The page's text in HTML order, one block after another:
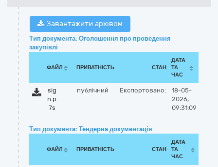
Завантажити архівом
Тип документа: Оголошення про проведення
закупівлі
ФАЙЛ ПРИВАТНІСТЬ СТАН
ДАТА
ТА
ЧАС
sig
n.p
7s
публічний Експортовано:
18-05-
2026,
09:31:09
Тип документа: Тендерна документація
ФАЙЛ ПРИВАТНІСТЬ СТАН
ДАТА
ТА
ЧАС